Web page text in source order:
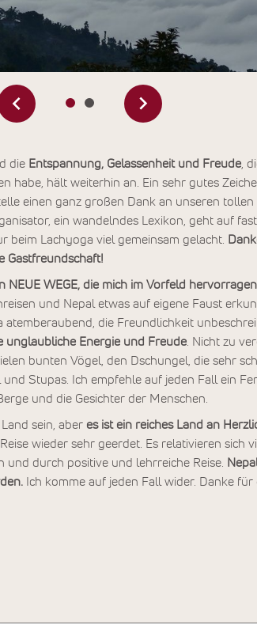
die Entspannung, Gelassenheit und Freude ,
habe, hält weiterhin an. Ein sehr gutes
einen ganz großen Dank an unseren tollen
ein wandelndes Lexikon, geht auf
beim Lachyoga viel gemeinsam gelacht.
Gastfreundschaft!
NEUE WEGE, die mich im Vorfeld
und Nepal etwas auf eigene Faust
die Freundlichkeit
unglaubliche Energie und Freude . Nicht zu
bunten Vögel, den Dschungel, die sehr
Stupas. Ich empfehle auf jeden Fall ein
und die Gesichter der Menschen.
sein, aber es ist ein reiches Land an
wieder sehr geerdet. Es relativieren sich
und durch positive und lehrreiche Reise.
Ich komme auf jeden Fall wider. Danke für